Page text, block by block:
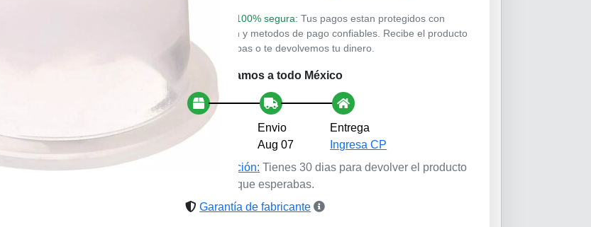
Compra 100% segura: Tus pagos estan protegidos con
encriptacion y metodos de pago confiables. Recibe el producto
que esperabas o te devolvemos tu dinero.
🇲🇽 Enviamos a todo México
Pedido
Envio
Aug 07
Entrega
Ingresa CP
Devolución: Tienes 30 dias para devolver el producto
sino es lo que esperabas.
Garantía de fabricante